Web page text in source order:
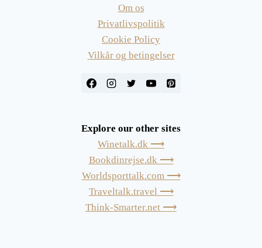
Om os
Privatlivspolitik
Cookie Policy
Vilkår og betingelser
Explore our other sites
Winetalk.dk ⟶
Bookdinrejse.dk ⟶
Worldsporttalk.com ⟶
Traveltalk.travel ⟶
Think-Smarter.net ⟶